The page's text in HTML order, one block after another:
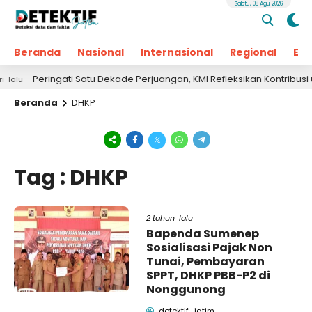
Beranda Nasional Internasional Regional
Sabtu, 08 Agu 2026
Peringati Satu Dekade Perjuangan, KMI Refleksikan Kontribusi
Beranda
DHKP
Tag : DHKP
2 tahun lalu
Bapenda Sumenep
Sosialisasi Pajak Non
Tunai, Pembayaran
SPPT, DHKP PBB-P2 di
Nonggunong